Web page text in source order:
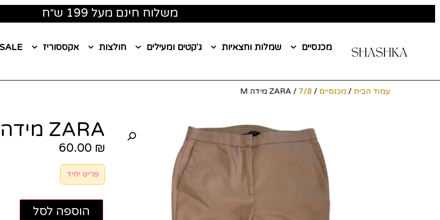
משלוח חינם מעל 199 ש״ח
מכנסיים שמלות וחצאיות ג'קטים ומעילים חולצות אקססוריז SALE
עמוד הבית / מכנסיים /
7/8 / ZARA מידה M
ZARA מידה M
60.00 ₪
פריט יחיד
הוספה לסל